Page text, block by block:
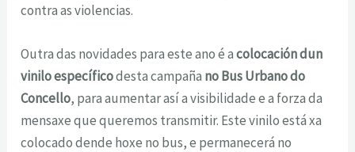
contra as violencias.
Outra das novidades para este ano é acolocación dun
vinilo específicodesta campaña no Bus Urbano do
Concello, para aumentar así a visibilidade e a forza da
mensaxe que queremos transmitir. Este vinilo está xa
colocado dende hoxe no bus, e permanecerá no